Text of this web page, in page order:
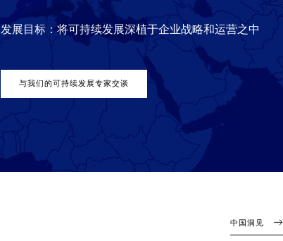
发展目标：将可持续发展深植于企业战略和运营之中
与我们的可持续发展专家交谈
中国洞见